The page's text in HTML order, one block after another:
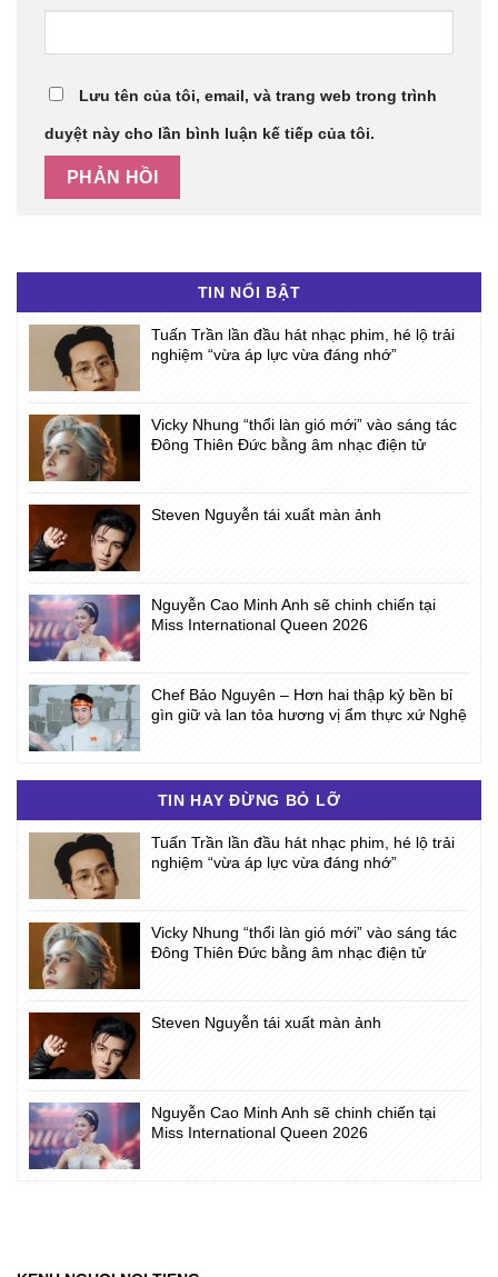
Lưu tên của tôi, email, và trang web trong trình
duyệt này cho lần bình luận kế tiếp của tôi.
TIN NỔI BẬT
Tuấn Trần lần đầu hát nhạc phim, hé lộ trải
nghiệm “vừa áp lực vừa đáng nhớ”
Vicky Nhung “thổi làn gió mới” vào sáng tác
Đông Thiên Đức bằng âm nhạc điện tử
Steven Nguyễn tái xuất màn ảnh
Nguyễn Cao Minh Anh sẽ chinh chiến tại
Miss International Queen 2026
Chef Bảo Nguyên – Hơn hai thập kỷ bền bỉ
gìn giữ và lan tỏa hương vị ẩm thực xứ Nghệ
TIN HAY ĐỪNG BỎ LỠ
Tuấn Trần lần đầu hát nhạc phim, hé lộ trải
nghiệm “vừa áp lực vừa đáng nhớ”
Vicky Nhung “thổi làn gió mới” vào sáng tác
Đông Thiên Đức bằng âm nhạc điện tử
Steven Nguyễn tái xuất màn ảnh
Nguyễn Cao Minh Anh sẽ chinh chiến tại
Miss International Queen 2026